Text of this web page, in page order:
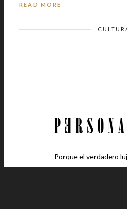
READ MORE
Porque el verdadero